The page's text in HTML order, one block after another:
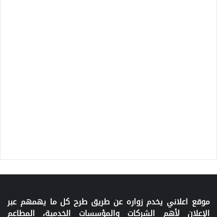
موقع اعلاني يخدم زواره عن طريق طرح كل ما يهمهم عبر
الإعلان لأهم الشركات والمؤسسات الخدمية، المطاعم